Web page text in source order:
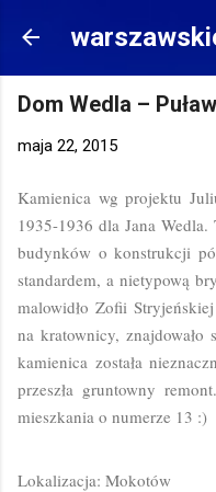
Przejdź do
Dom Wedla –
maja 22, 2015
Kamienica wg projektu
1935-1936 dla Jana
budynków o konstrukcji
standardem, a nietypową
malowidło Zofii
na kratownicy,
kamienica została
przeszła gruntowny
mieszkania o numerze 13 :)
Lokalizacja: Mokotów